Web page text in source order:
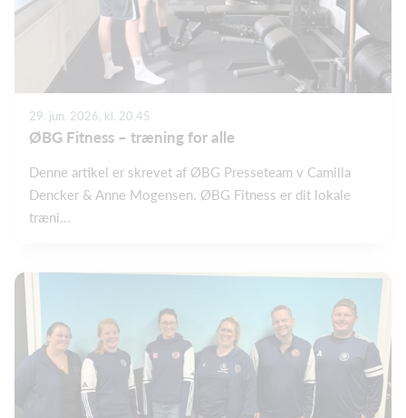
29. jun. 2026, kl. 20.45
ØBG Fitness – træning for alle
Denne artikel er skrevet af ØBG Presseteam v Camilla
Dencker & Anne Mogensen. ØBG Fitness er dit lokale
træni...